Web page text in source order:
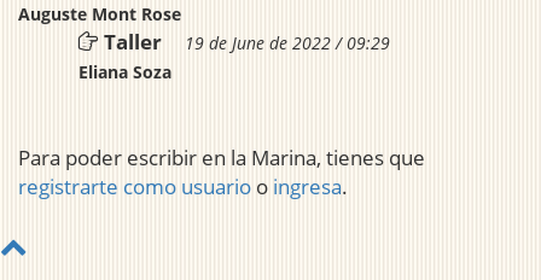
Auguste Mont Rose
Taller
19 de June de 2022 / 09:29
Eliana Soza
Para poder escribir en la Marina, tienes que
registrarte como usuario o ingresa.